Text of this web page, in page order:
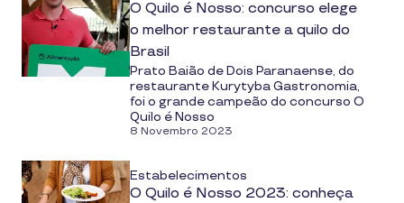
O Quilo é Nosso: concurso elege
o melhor restaurante a quilo do
Brasil
Prato Baião de Dois Paranaense, do
restaurante Kurytyba Gastronomia,
foi o grande campeão do concurso O
Quilo é Nosso
8 Novembro 2023
Estabelecimentos
O Quilo é Nosso 2023: conheça